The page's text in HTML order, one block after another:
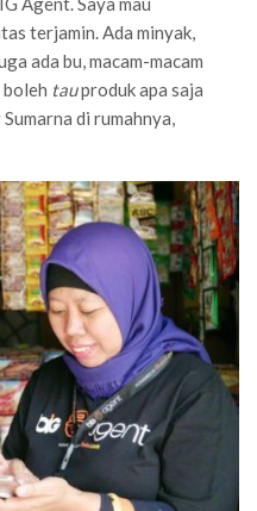
terjamin. Ada minyak,
ada bu, macam-macam
boleh tauproduk apa saja
di rumahnya,